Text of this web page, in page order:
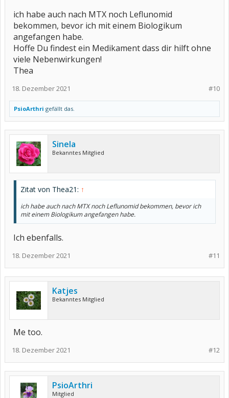
ich habe auch nach MTX noch Leflunomid
bekommen, bevor ich mit einem Biologikum
angefangen habe.
Hoffe Du findest ein Medikament dass dir hilft ohne
viele Nebenwirkungen!
Thea
#10
18. Dezember 2021
PsioArthri gefällt das.
Sinela
Bekanntes Mitglied
Zitat von Thea21: ↑
ich habe auch nach MTX noch Leflunomid bekommen, bevor ich
mit einem Biologikum angefangen habe.
Ich ebenfalls.
#11
18. Dezember 2021
Katjes
Bekanntes Mitglied
Me too.
#12
18. Dezember 2021
PsioArthri
Mitglied